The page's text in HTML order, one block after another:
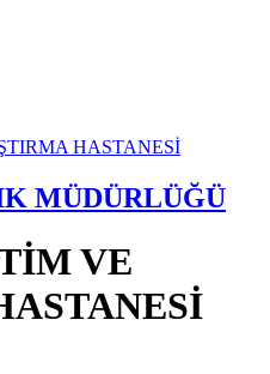
MÜDÜRLÜĞÜ
VE